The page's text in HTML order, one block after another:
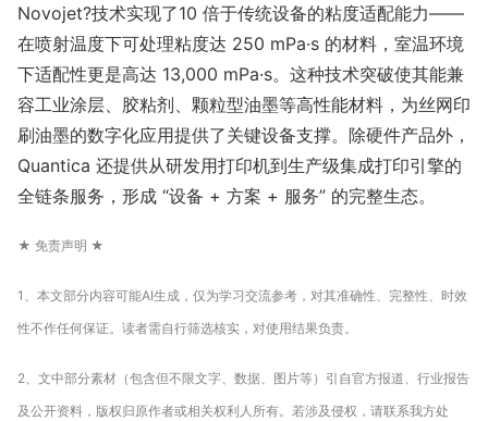
Novojet?技术实现了10 倍于传统设备的粘度适配能力——
在喷射温度下可处理粘度达 250 mPa·s 的材料，室温环境
下适配性更是高达 13,000 mPa·s。这种技术突破使其能兼
容工业涂层、胶粘剂、颗粒型油墨等高性能材料，为丝网印
刷油墨的数字化应用提供了关键设备支撑。除硬件产品外，
Quantica 还提供从研发用打印机到生产级集成打印引擎的
全链条服务，形成 “设备 + 方案 + 服务” 的完整生态。
★ 免责声明 ★
1、本文部分内容可能AI生成，仅为学习交流参考，对其准确性、完整性、时效
性不作任何保证。读者需自行筛选核实，对使用结果负责。
2、文中部分素材（包含但不限文字、数据、图片等）引自官方报道、行业报告
及公开资料，版权归原作者或相关权利人所有。若涉及侵权，请联系我方处